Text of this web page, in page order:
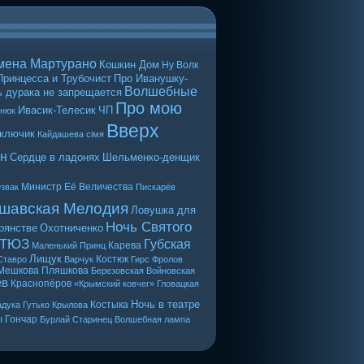
Мартурано Кошкин Дом Ну Волк
и Трубочист Про Иванушку-
дурака не запрещается Волшебные
Ивасик-Телесик ЧП Про мою
Кайдашева сiмя Вверх
Сердце в ладонях Шельменко-денщик
Министр Её Величества Пискарёв
Мелодия Ловушка для
Охотниченко Ночь Святого
ТЮЗ Маленький Принц Карева Губская
Лищук Варчук Костюк Гирс Фролов
Пляшкова Березовская Войновская
Краснопёров «Крымский ковчег» Гловацкая
Гутько Крылова Костыка Ночь в театре
Гончар Бурлай Старинец Волшебная лампа